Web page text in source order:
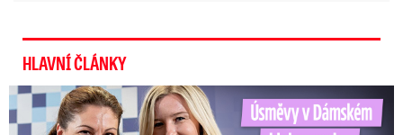
HLAVNÍ ČLÁNKY
Úsměvy v Dámském klubu a pak… Dýka do zad od Decroix!